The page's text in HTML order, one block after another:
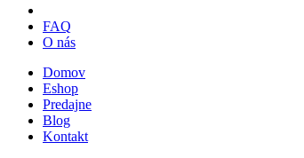
FAQ
O nás
Domov
Eshop
Predajne
Blog
Kontakt